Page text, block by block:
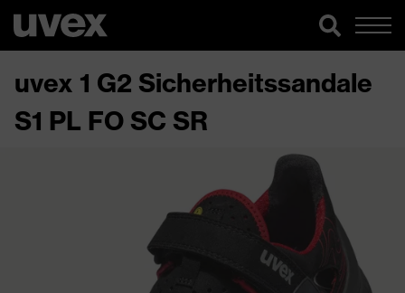
uvex 1 G2 Sicherheitssandale
S1 PL FO SC SR